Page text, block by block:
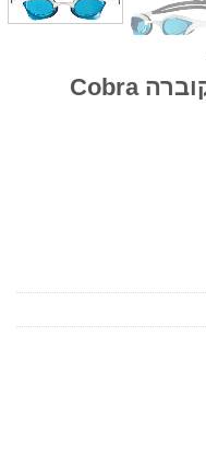
משקפת תחרותית ארנה קוברה Cobra